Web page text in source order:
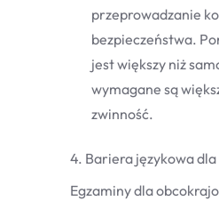
przeprowadzanie
bezpieczeństwa.
jest większy niż
wymagane są
zwinność.
4. Bariera językowa
Egzaminy dla